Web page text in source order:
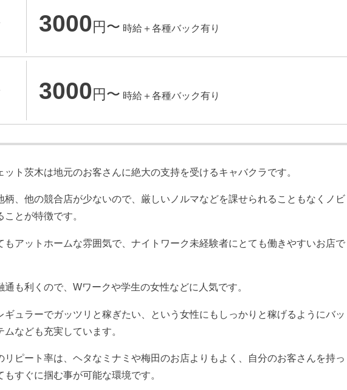
3000円〜 時給＋各種バック有り
3000円〜 時給＋各種バック有り
ット茨木は地元のお客さんに絶大の支持を受けるキャバクラです。
柄、他の競合店が少ないので、厳しいノルマなどを課せられることもなくノビ
ことが特徴です。
もアットホームな雰囲気で、ナイトワーク未経験者にとても働きやすいお店で
通も利くので、Wワークや学生の女性などに人気です。
ギュラーでガッツリと稼ぎたい、という女性にもしっかりと稼げるようにバッ
ムなども充実しています。
リピート率は、ヘタなミナミや梅田のお店よりもよく、自分のお客さんを持っ
もすぐに掴む事が可能な環境です。